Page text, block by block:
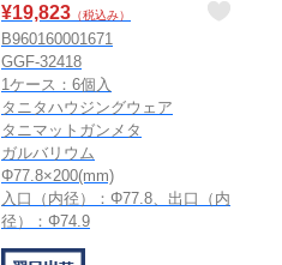
¥19,823 （税込み）
B960160001671
GGF-32418
1ケース：6個入
タニタハウジングウェア
タニマットガンメタ
ガルバリウム
Φ77.8×200(mm)
入口（内径）：Φ77.8、出口（内
径）：Φ74.9